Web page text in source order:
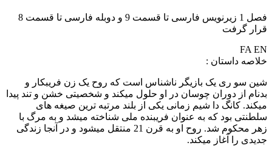
فصل 1 زیرنویس فارسی تا قسمت 9 و دوبله فارسی تا قسمت 8
قرار گرفت
FA EN
خلاصه داستان :
شین سو ری یک بازیگر ناشناس است که روح یک زن فریبکار و
بدنام از دوران چوسان در او حلول میکند و شخصیتی خشن و تند پیدا
میکند. کانگ دا شیم زمانی یکی از بلند مرتبه ترین صیغه های
سلطنتی بود که به عنوان فریبنده ملی شناخته میشد و به مرگ با
زهر محکوم شد. روح او به قرن 21 منتقل میشود و در آنجا زندگی
جدیدی را آغاز میکند.